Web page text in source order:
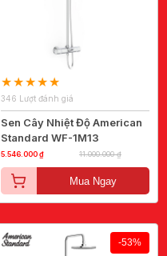
346 Lượt đánh giá
Sen Cây Nhiệt Độ American
Standard WF-1M13
5.546.000 ₫ 11.000.000 ₫
Mua Ngay
-53%